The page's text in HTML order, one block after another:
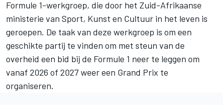
Formule 1-werkgroep, die door het Zuid-Afrikaanse
ministerie van Sport, Kunst en Cultuur in het leven is
geroepen. De taak van deze werkgroep is om een
geschikte partij te vinden om met steun van de
overheid een bid bij de Formule 1 neer te leggen om
vanaf 2026 of 2027 weer een Grand Prix te
organiseren.